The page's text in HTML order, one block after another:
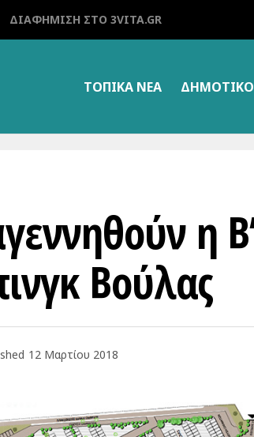
ΔΙΑΦΉΜΙΣΗ ΣΤΟ 3VITA.GR
ΤΟΠΙΚΑ ΝΕΑ
η
Βούλας
12 Μαρτίου 2018